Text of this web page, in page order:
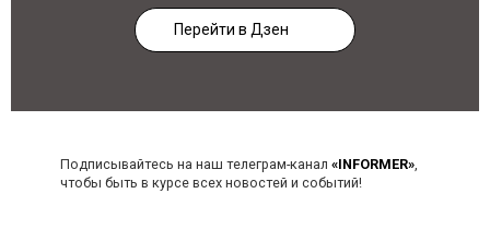
Перейти в Дзен
Подписывайтесь на наш телеграм-канал «INFORMER»,
чтобы быть в курсе всех новостей и событий!